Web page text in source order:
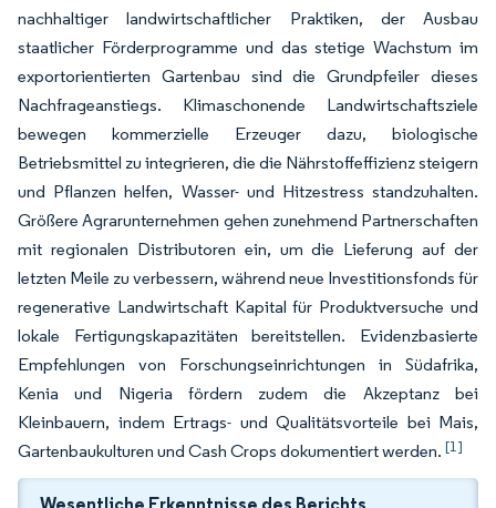
nachhaltiger landwirtschaftlicher Praktiken, der Ausbau
staatlicher Förderprogramme und das stetige Wachstum im
exportorientierten Gartenbau sind die Grundpfeiler dieses
Nachfrageanstiegs. Klimaschonende Landwirtschaftsziele
bewegen kommerzielle Erzeuger dazu, biologische
Betriebsmittel zu integrieren, die die Nährstoffeffizienz steigern
und Pflanzen helfen, Wasser- und Hitzestress standzuhalten.
Größere Agrarunternehmen gehen zunehmend Partnerschaften
mit regionalen Distributoren ein, um die Lieferung auf der
letzten Meile zu verbessern, während neue Investitionsfonds für
regenerative Landwirtschaft Kapital für Produktversuche und
lokale Fertigungskapazitäten bereitstellen. Evidenzbasierte
Empfehlungen von Forschungseinrichtungen in Südafrika,
Kenia und Nigeria fördern zudem die Akzeptanz bei
Kleinbauern, indem Ertrags- und Qualitätsvorteile bei Mais,
Gartenbaukulturen und Cash Crops dokumentiert werden. [1]
Wesentliche Erkenntnisse des Berichts